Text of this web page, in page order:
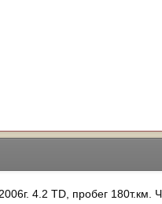
4.2 TD, пробег 180т.км.